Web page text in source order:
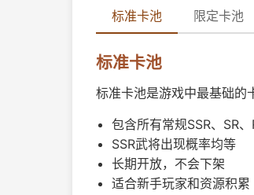
标准卡池 限定卡池
标准卡池
标准卡池是游戏中最基础的
包含所有常规SSR、SR
SSR武将出现概率均等
长期开放，不会下架
适合新手玩家和资源积累